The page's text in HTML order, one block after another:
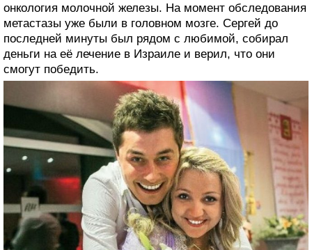
онкология молочной железы. На момент обследования
метастазы уже были в головном мозге. Сергей до
последней минуты был рядом с любимой, собирал
деньги на её лечение в Израиле и верил, что они
смогут победить.